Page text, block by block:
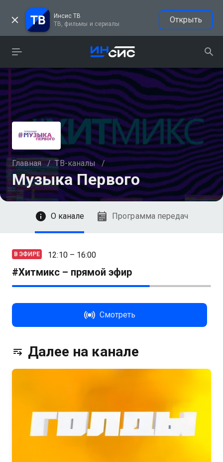
Инсис ТВ
ТВ, фильмы и сериалы
Открыть
Главная / ТВ-каналы /
Музыка Первого
Смотреть
О канале Программа передач
В ЭФИРЕ 12:10 – 16:00
#Хитмикс – прямой эфир
Смотреть
Далее на канале